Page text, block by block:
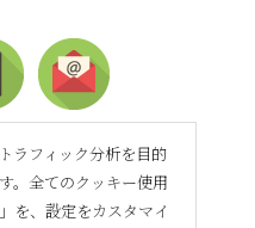
ラフィック分析を目的
。全てのクッキー使用
を、設定をカスタマイ